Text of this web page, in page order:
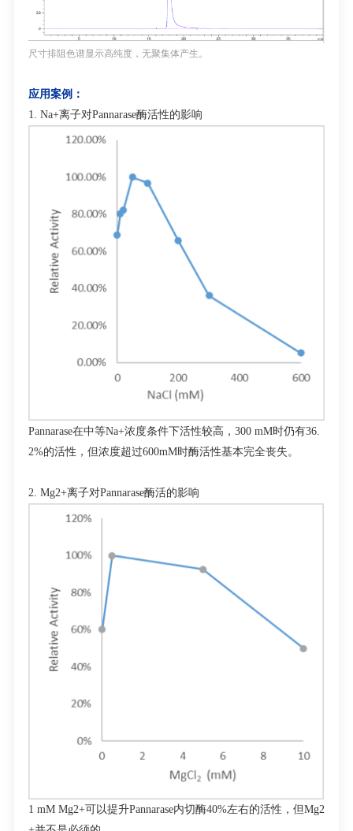
尺寸排阻色谱显示高纯度，无聚集体产生。
应用案例：
1. Na+离子对Pannarase酶活性的影响
Pannarase在中等Na+浓度条件下活性较高， 300 mM时仍有36.
2%的活性，但浓度超过600mM时酶活性基本完全丧失。
2. Mg2+离子对Pannarase酶活的影响
1 mM Mg2+可以提升Pannarase内切酶40%左右的活性，但Mg2